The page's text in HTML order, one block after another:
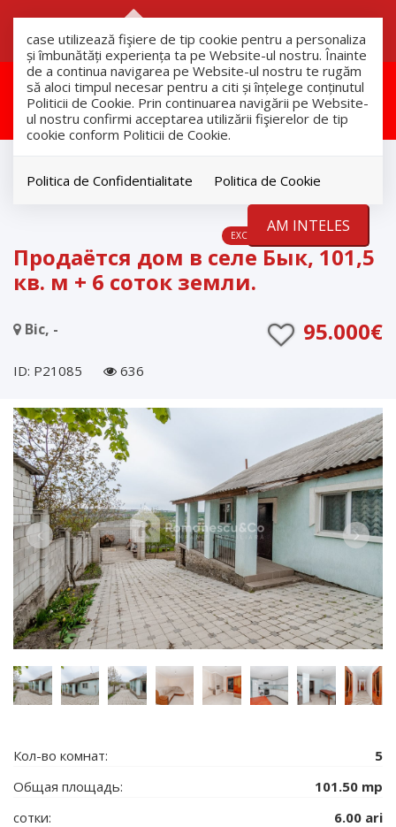
case utilizează fişiere de tip cookie pentru a personaliza
și îmbunătăți experiența ta pe Website-ul nostru. Înainte
de a continua navigarea pe Website-ul nostru te rugăm
să aloci timpul necesar pentru a citi și înțelege conținutul
Politicii de Cookie. Prin continuarea navigării pe Website-
ul nostru confirmi acceptarea utilizării fişierelor de tip
cookie conform Politicii de Cookie.
Politica de Confidentialitate Politica de Cookie
AM INTELES
Aceasta proprietate a fost
vandut!
Дома
EXCLUSIVITATE
Продаётся дом в селе Бык, 101,5
кв. м + 6 соток земли.
Bic, - 95.000€
ID: P21085 636
Кол-во комнат:
5
Общая площадь:
101.50 mp
сотки:
6.00 ari